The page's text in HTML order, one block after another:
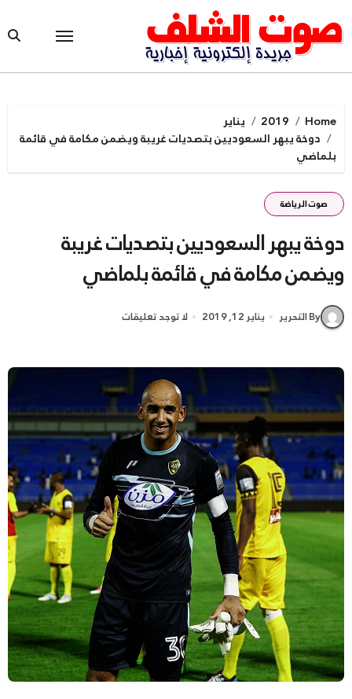
to
content
Home
2019
يناير
دوخة يبهر السعوديين بتصديات غريبة ويضمن مكامة في قائمة
بلماضي
صوت الرياضة
دوخة يبهر السعوديين بتصديات غريبة
ويضمن مكامة في قائمة بلماضي
By التحرير يناير 12, 2019 لا توجد تعليقات